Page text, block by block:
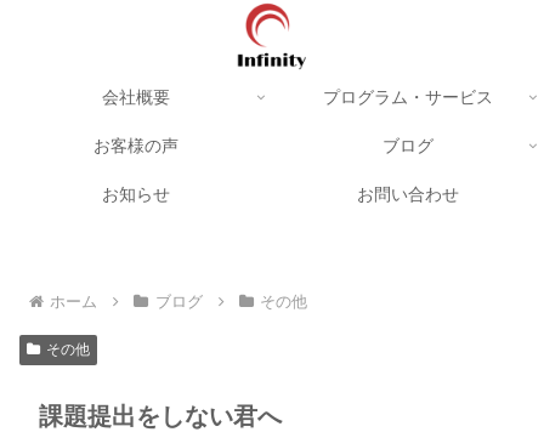
会社概要 プログラム・サービス
お客様の声 ブログ
お知らせ お問い合わせ
ホーム ブログ その他
その他
課題提出をしない君へ